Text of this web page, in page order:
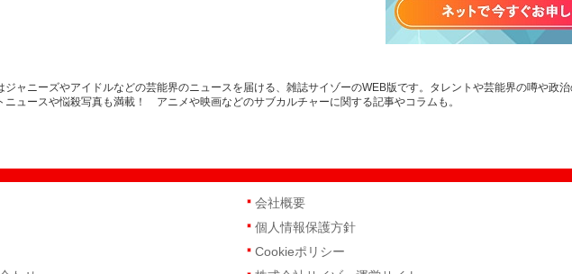
ャニーズやアイドルなどの芸能界のニュースを届ける、雑誌サイゾーのWEB版です。タレントや芸能界の噂や政
ュースや悩殺写真も満載！ アニメや映画などのサブカルチャーに関する記事やコラムも。
会社概要
個人情報保護方針
Cookieポリシー